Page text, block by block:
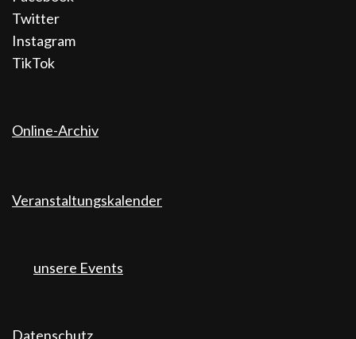
Twitter
Instagram
TikTok
Online-Archiv
Veranstaltungskalender
unsere Events
Datenschutz